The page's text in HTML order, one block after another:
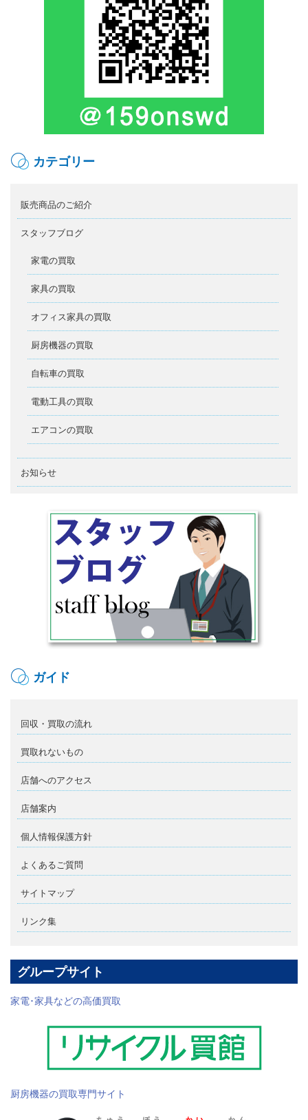
カテゴリー
販売商品のご紹介
スタッフブログ
家電の買取
家具の買取
オフィス家具の買取
厨房機器の買取
自転車の買取
電動工具の買取
エアコンの買取
お知らせ
ガイド
回収・買取の流れ
買取れないもの
店舗へのアクセス
店舗案内
個人情報保護方針
よくあるご質問
サイトマップ
リンク集
グループサイト
家電･家具などの高価買取
厨房機器の買取専門サイト